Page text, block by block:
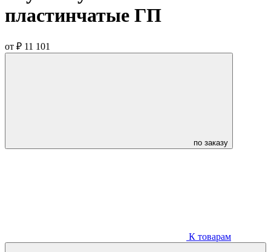
пластинчатые ГП
от ₽ 11 101
по заказу
К товарам